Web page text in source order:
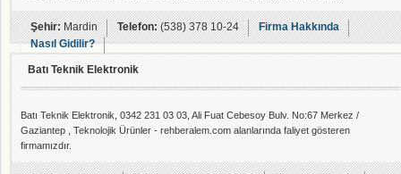
Şehir:Mardin Telefon:(538) 378 10-24
Firma Hakkında
Nasıl Gidilir?
Batı Teknik Elektronik
Batı Teknik Elektronik, 0342 231 03 03, Ali Fuat Cebesoy Bulv. No:67 Merkez /
Gaziantep , Teknolojik Ürünler - rehberalem.com alanlarında faliyet gösteren
firmamızdır.